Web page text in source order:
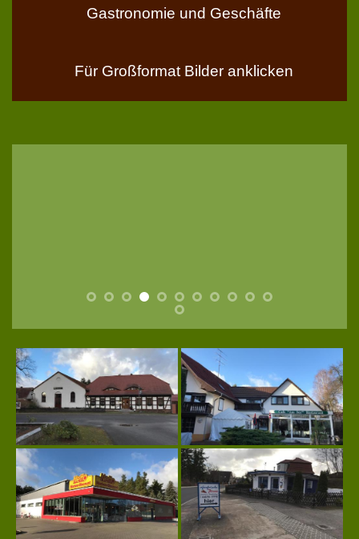
Gastronomie und Geschäfte
Für Großformat Bilder anklicken